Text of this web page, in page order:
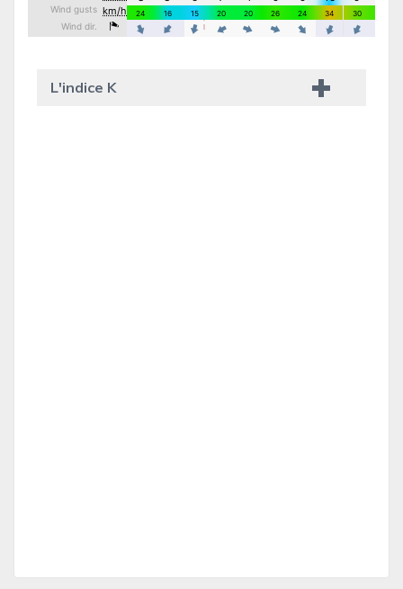
L'indice K